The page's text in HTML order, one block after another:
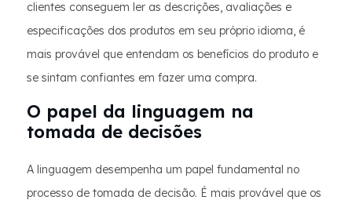
clientes conseguem ler as descrições, avaliações e
especificações dos produtos em seu próprio idioma, é
mais provável que entendam os benefícios do produto e
se sintam confiantes em fazer uma compra.
O papel da linguagem na
tomada de decisões
A linguagem desempenha um papel fundamental no
processo de tomada de decisão. É mais provável que os